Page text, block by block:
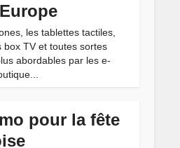
les tablettes tactiles,
box TV et toutes sortes
abordables par les e-
pour la fête